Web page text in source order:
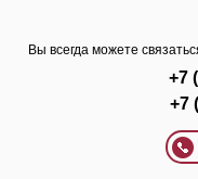
Вы всегда можете
+7
+7